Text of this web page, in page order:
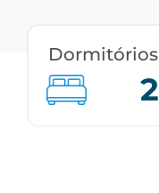
Dormitórios
2